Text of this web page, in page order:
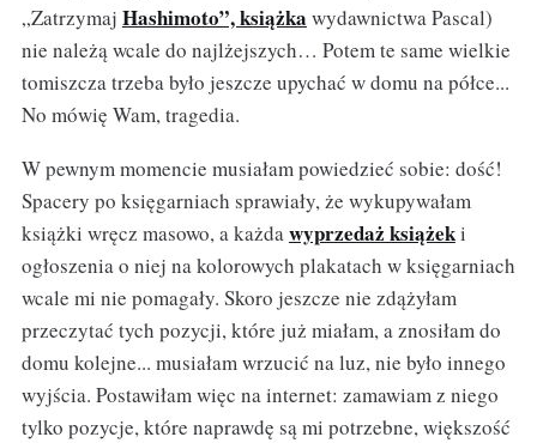
„Zatrzymaj Hashimoto”, książka wydawnictwa Pascal)
nie należą wcale do najlżejszych… Potem te same wielkie
tomiszcza trzeba było jeszcze upychać w domu na półce...
No mówię Wam, tragedia.
W pewnym momencie musiałam powiedzieć sobie: dość!
Spacery po księgarniach sprawiały, że wykupywałam
książki wręcz masowo, a każdawyprzedaż książeki
ogłoszenia o niej na kolorowych plakatach w księgarniach
wcale mi nie pomagały. Skoro jeszcze nie zdążyłam
przeczytać tych pozycji, które już miałam, a znosiłam do
domu kolejne... musiałam wrzucić na luz, nie było innego
wyjścia. Postawiłam więc na internet: zamawiam z niego
tylko pozycje, które naprawdę są mi potrzebne, większość